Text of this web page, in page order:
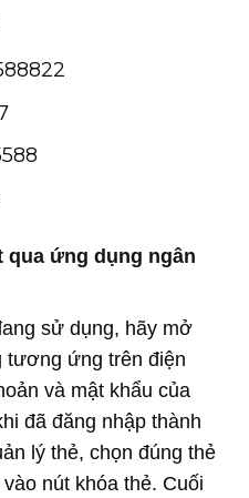
qua ứng dụng ngân
sử dụng, hãy mở
tương ứng trên điện
và mật khẩu của
đã đăng nhập thành
lý thẻ, chọn đúng thẻ
nút khóa thẻ. Cuối